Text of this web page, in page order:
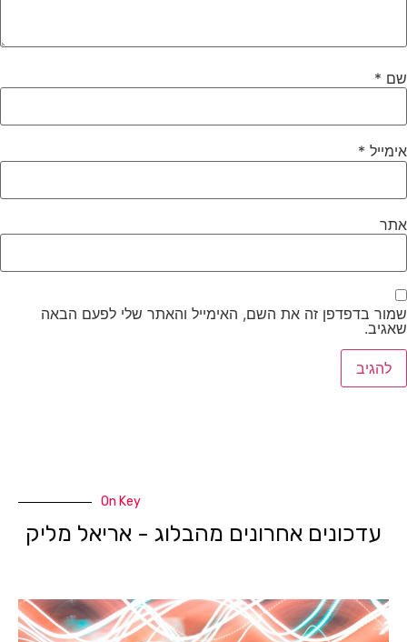
*
*
בדפדפן זה את השם, האימייל והאתר שלי לפעם הבאה
On Key
עדכונים אחרונים מהבלוג - אריאל מליק